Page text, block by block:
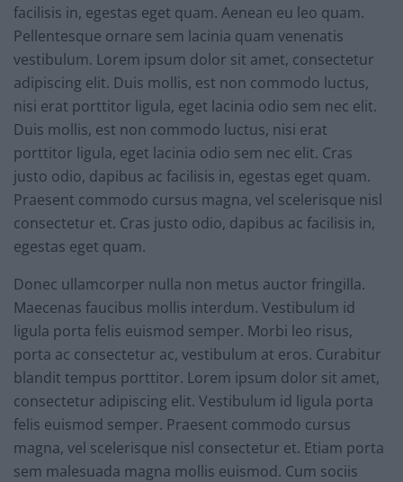
facilisis in, egestas eget quam. Aenean eu leo quam.
Pellentesque ornare sem lacinia quam venenatis
vestibulum. Lorem ipsum dolor sit amet, consectetur
adipiscing elit. Duis mollis, est non commodo luctus,
nisi erat porttitor ligula, eget lacinia odio sem nec elit.
Duis mollis, est non commodo luctus, nisi erat
porttitor ligula, eget lacinia odio sem nec elit. Cras
justo odio, dapibus ac facilisis in, egestas eget quam.
Praesent commodo cursus magna, vel scelerisque nisl
consectetur et. Cras justo odio, dapibus ac facilisis in,
egestas eget quam.
Donec ullamcorper nulla non metus auctor fringilla.
Maecenas faucibus mollis interdum. Vestibulum id
ligula porta felis euismod semper. Morbi leo risus,
porta ac consectetur ac, vestibulum at eros. Curabitur
blandit tempus porttitor. Lorem ipsum dolor sit amet,
consectetur adipiscing elit. Vestibulum id ligula porta
felis euismod semper. Praesent commodo cursus
magna, vel scelerisque nisl consectetur et. Etiam porta
sem malesuada magna mollis euismod. Cum sociis